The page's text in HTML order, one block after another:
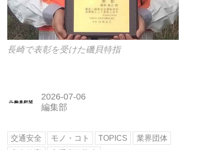
長崎で表彰を受けた磯貝特指
2026-07-06
編集部
交通安全 モノ・コト TOPICS
業界団体